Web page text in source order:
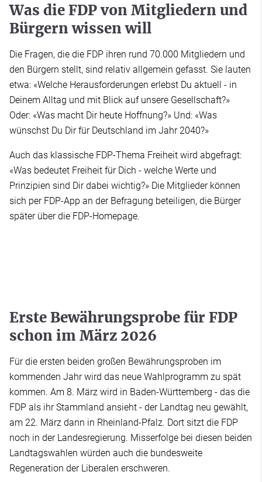
Was die FDP von Mitgliedern und
Bürgern wissen will
Die Fragen, die die FDP ihren rund 70.000 Mitgliedern und
den Bürgern stellt, sind relativ allgemein gefasst. Sie lauten
etwa: «Welche Herausforderungen erlebst Du aktuell - in
Deinem Alltag und mit Blick auf unsere Gesellschaft?»
Oder: «Was macht Dir heute Hoffnung?» Und: «Was
wünschst Du Dir für Deutschland im Jahr 2040?»
Auch das klassische FDP-Thema Freiheit wird abgefragt:
«Was bedeutet Freiheit für Dich - welche Werte und
Prinzipien sind Dir dabei wichtig?» Die Mitglieder können
sich per FDP-App an der Befragung beteiligen, die Bürger
später über die FDP-Homepage.
Erste Bewährungsprobe für FDP
schon im März 2026
Für die ersten beiden großen Bewährungsproben im
kommenden Jahr wird das neue Wahlprogramm zu spät
kommen. Am 8. März wird in Baden-Württemberg - das die
FDP als ihr Stammland ansieht - der Landtag neu gewählt,
am 22. März dann in Rheinland-Pfalz. Dort sitzt die FDP
noch in der Landesregierung. Misserfolge bei diesen beiden
Landtagswahlen würden auch die bundesweite
Regeneration der Liberalen erschweren.